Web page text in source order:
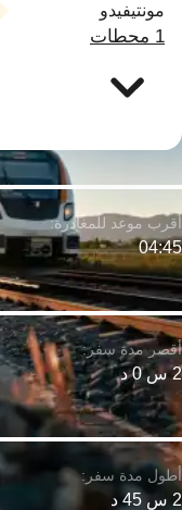
مونتيفيدو
1 محطات
2 س 0 د
04:45
2 س 45 د